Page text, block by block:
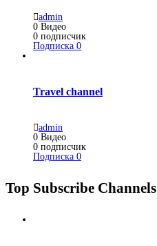
admin
0 Видео
0 подписчик
Подписка 0
Travel channel
admin
0 Видео
0 подписчик
Подписка 0
Top Subscribe Channels